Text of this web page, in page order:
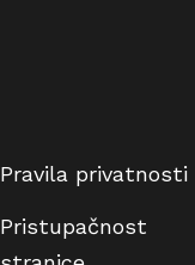
Pravila privatnosti
Pristupačnost